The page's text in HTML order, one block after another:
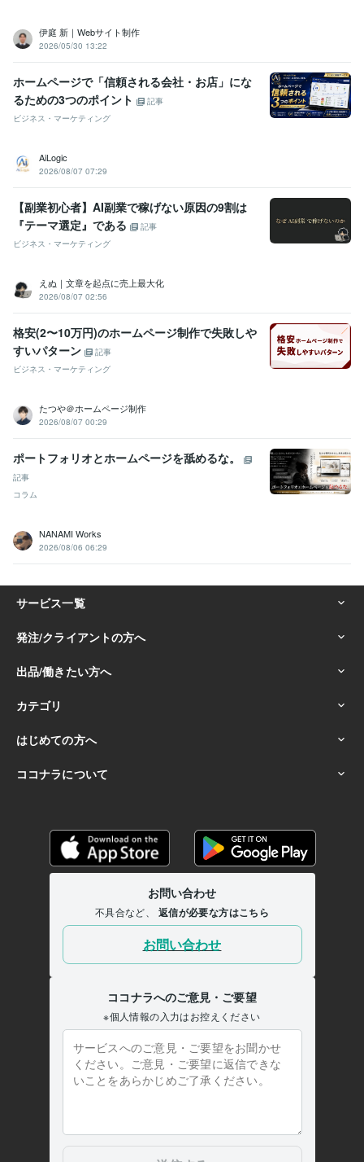
学歴
武蔵大学 1994年3月 ~ 1998年2月
立教大学 1995年3月 ~ 1996年2月
英国留学 2000年7月 ~ 2001年6月
語学力
伊庭 新｜Webサイト制作
2026/05/30 13:22
ホームページで「信頼される会社・お店」にな
るための3つのポイント
記事
ビジネス・マーケティング
AiLogic
2026/08/07 07:29
【副業初心者】AI副業で稼げない原因の9割は
『テーマ選定』である
記事
ビジネス・マーケティング
えぬ｜文章を起点に売上最大化
2026/08/07 02:56
格安(2〜10万円)のホームページ制作で失敗しや
すいパターン
記事
ビジネス・マーケティング
たつや＠ホームページ制作
2026/08/07 00:29
ポートフォリオとホームページを舐めるな。
記事
コラム
NANAMI Works
2026/08/06 06:29